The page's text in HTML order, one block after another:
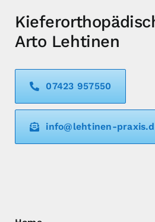
Arto Lehtinen
07423 957550
info@lehtinen-